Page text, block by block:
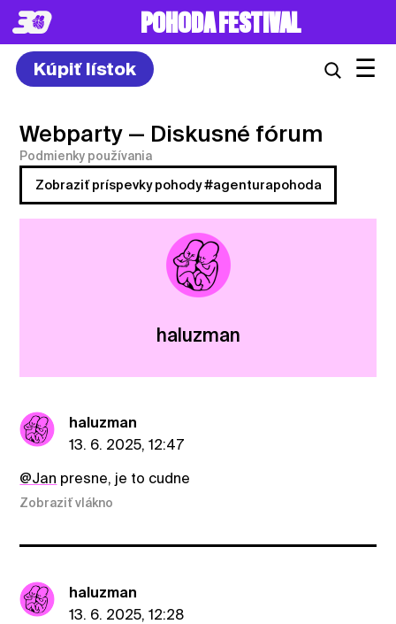
POHODA FESTIVAL
Kúpiť lístok ☰
Webparty — Diskusné fórum
Podmienky používania
Zobraziť príspevky pohody #agenturapohoda
haluzman
haluzman
13. 6. 2025, 12:47
@Jan presne, je to cudne
Zobraziť vlákno
haluzman
13. 6. 2025, 12:28